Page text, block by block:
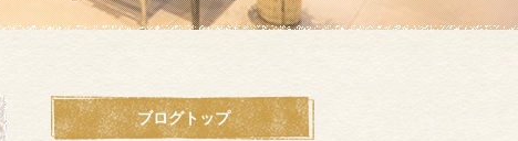
ブログトップ